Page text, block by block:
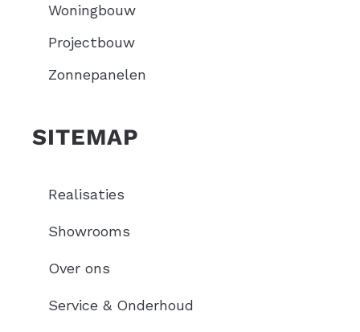
Woningbouw
Projectbouw
Zonnepanelen
SITEMAP
Realisaties
Showrooms
Over ons
Service & Onderhoud